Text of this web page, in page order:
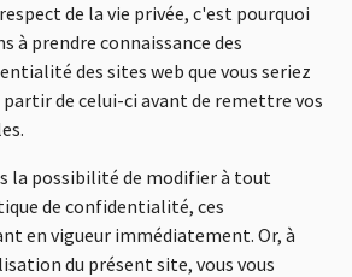
de la vie privée, c'est pourquoi
à prendre connaissance des
des sites web que vous seriez
de celui-ci avant de remettre vos
la possibilité de modifier à tout
de confidentialité, ces
en vigueur immédiatement. Or, à
du présent site, vous vous